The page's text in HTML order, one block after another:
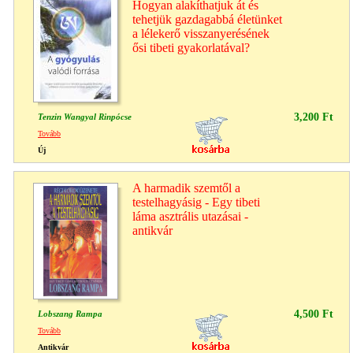
Hogyan alakíthatjuk át és
tehetjük gazdagabbá életünket
a lélekerő visszanyerésének
ősi tibeti gyakorlatával?
Tenzin Wangyal Rinpócse 3,200 Ft
Tovább
Új
A harmadik szemtől a
testelhagyásig - Egy tibeti
láma asztrális utazásai -
antikvár
Lobszang Rampa 4,500 Ft
Tovább
Antikvár